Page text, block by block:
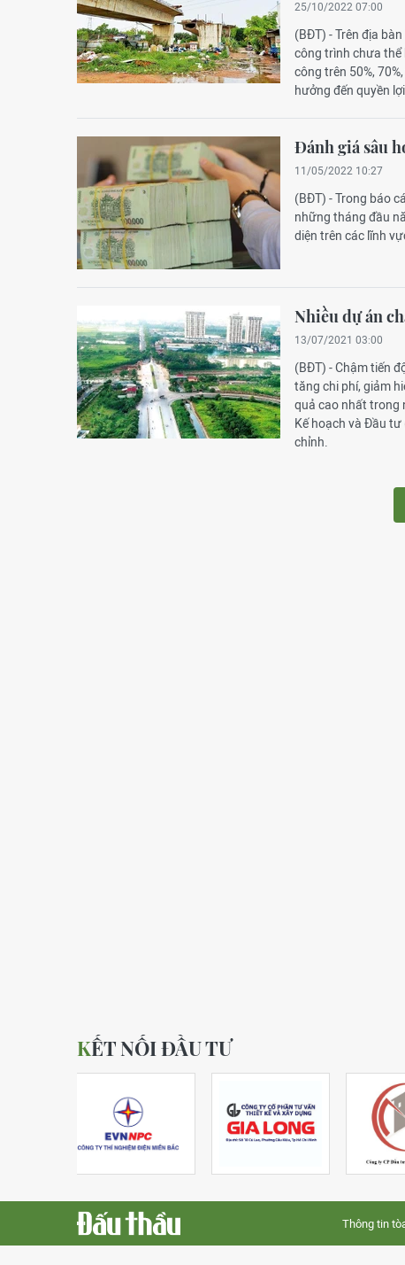
25/10/2022 07:00
(BĐT) - Trên địa
công trình chưa thể
công trên 50%,
hưởng đến quyền
Đánh giá sâu
11/05/2022 10:27
(BĐT) - Trong báo
những tháng đầu
diện trên các lĩnh
Nhiều dự án
13/07/2021 03:00
(BĐT) - Chậm tiến
tăng chi phí, giảm
quả cao nhất trong
Kế hoạch và Đầu
chỉnh.
KẾT NỐI ĐẦU TƯ
Thông tin